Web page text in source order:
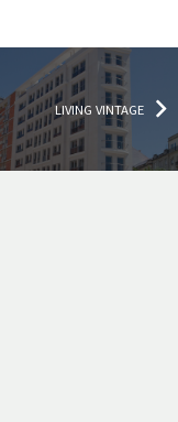
LIVING VINTAGE